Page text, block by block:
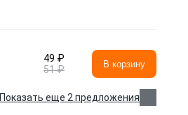
49 ₽
51 ₽
В корзину
Показать еще 2 предложения